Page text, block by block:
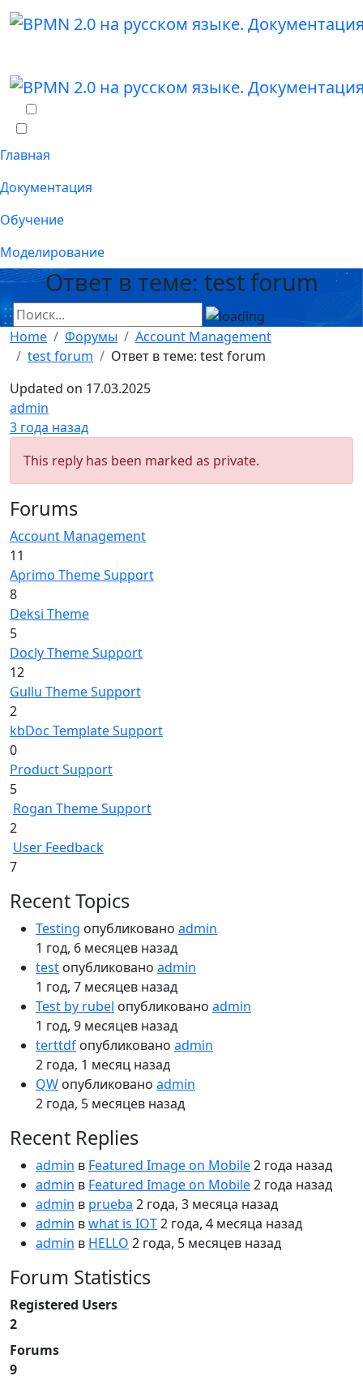
Главная
Документация
Обучение
Моделирование
Ответ в теме: test forum
Home Форумы
Account Management
test forum
Ответ в теме: test forum
Updated on 17.03.2025
admin
3 года назад
This reply has been marked as private.
Forums
Account Management
11
Aprimo Theme Support
8
Deksi Theme
5
Docly Theme Support
12
Gullu Theme Support
2
kbDoc Template Support
0
Product Support
5
Rogan Theme Support
2
User Feedback
7
Recent Topics
Testing опубликовано admin
1 год, 6 месяцев назад
test опубликовано admin
1 год, 7 месяцев назад
Test by rubel опубликовано admin
1 год, 9 месяцев назад
terttdf опубликовано admin
2 года, 1 месяц назад
QW опубликовано admin
2 года, 5 месяцев назад
Recent Replies
admin в Featured Image on Mobile2 года назад
admin в Featured Image on Mobile2 года назад
admin в prueba 2 года, 3 месяца назад
admin вwhat is IOT2 года, 4 месяца назад
admin в HELLO 2 года, 5 месяцев назад
Forum Statistics
Registered Users
2
Forums
9